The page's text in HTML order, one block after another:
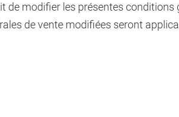
de modifier les présentes conditions
de vente modifiées seront